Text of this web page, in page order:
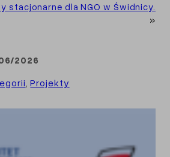
stacjonarne dla NGO w Świdnicy.
»
2026
, Projekty